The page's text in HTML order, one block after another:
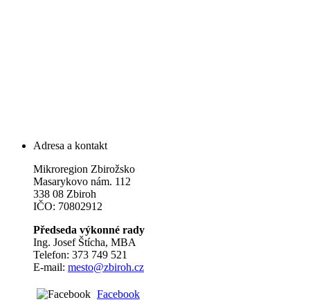
Adresa a kontakt
Mikroregion Zbirožsko
Masarykovo nám. 112
338 08 Zbiroh
IČO: 70802912
Předseda výkonné rady
Ing. Josef Štícha, MBA
Telefon: 373 749 521
E-mail: mesto@zbiroh.cz
Facebook